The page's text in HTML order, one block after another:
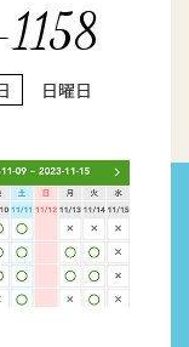
日曜日